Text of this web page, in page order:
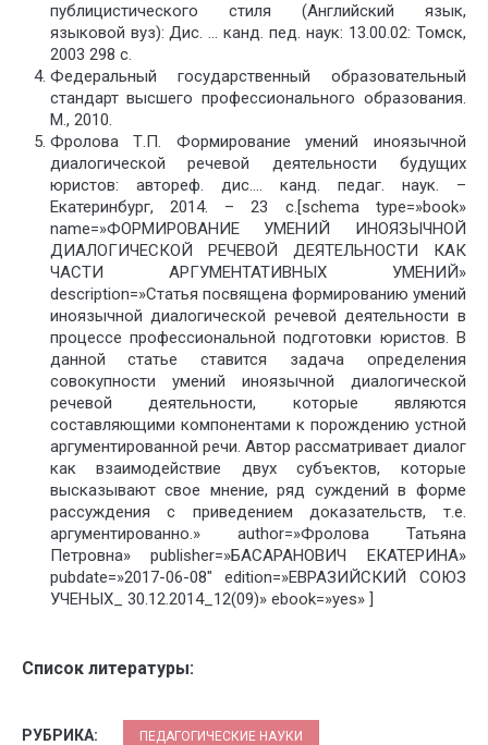
публицистического стиля (Английский язык,
языковой вуз): Дис. … канд. пед. наук: 13.00.02: Томск,
2003 298 c.
Федеральный государственный образовательный
стандарт высшего профессионального образования.
М., 2010.
Фролова Т.П. Формирование умений иноязычной
диалогической речевой деятельности будущих
юристов: автореф. дис…. канд. педаг. наук. –
Екатеринбург, 2014. – 23 с.[schema type=»book»
name=»ФОРМИРОВАНИЕ УМЕНИЙ ИНОЯЗЫЧНОЙ
ДИАЛОГИЧЕСКОЙ РЕЧЕВОЙ ДЕЯТЕЛЬНОСТИ КАК
ЧАСТИ АРГУМЕНТАТИВНЫХ УМЕНИЙ»
description=»Статья посвящена формированию умений
иноязычной диалогической речевой деятельности в
процессе профессиональной подготовки юристов. В
данной статье ставится задача определения
совокупности умений иноязычной диалогической
речевой деятельности, которые являются
составляющими компонентами к порождению устной
аргументированной речи. Автор рассматривает диалог
как взаимодействие двух субъектов, которые
высказывают свое мнение, ряд суждений в форме
рассуждения с приведением доказательств, т.е.
аргументированно.» author=»Фролова Татьяна
Петровна» publisher=»БАСАРАНОВИЧ ЕКАТЕРИНА»
pubdate=»2017-06-08″ edition=»ЕВРАЗИЙСКИЙ СОЮЗ
УЧЕНЫХ_ 30.12.2014_12(09)» ebook=»yes» ]
Список литературы:
РУБРИКА: ПЕДАГОГИЧЕСКИЕ НАУКИ